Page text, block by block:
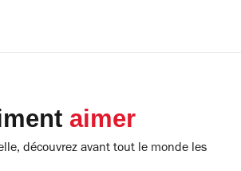
aimer
découvrez avant tout le monde les